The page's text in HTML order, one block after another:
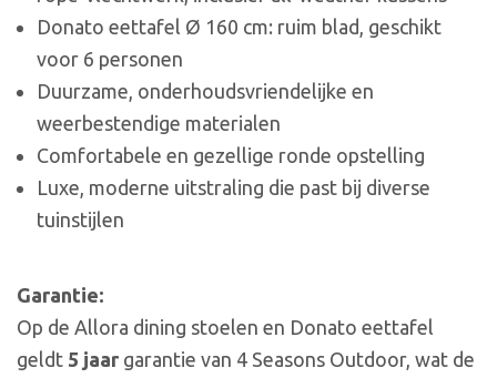
Donato eettafel Ø 160 cm: ruim blad, geschikt
voor 6 personen
Duurzame, onderhoudsvriendelijke en
weerbestendige materialen
Comfortabele en gezellige ronde opstelling
Luxe, moderne uitstraling die past bij diverse
tuinstijlen
Garantie:
Op de Allora dining stoelen en Donato eettafel
geldt 5 jaar garantie van 4 Seasons Outdoor, wat de